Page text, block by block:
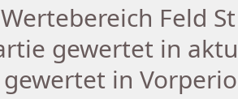
Wertebereich Feld
gewertet in
gewertet in